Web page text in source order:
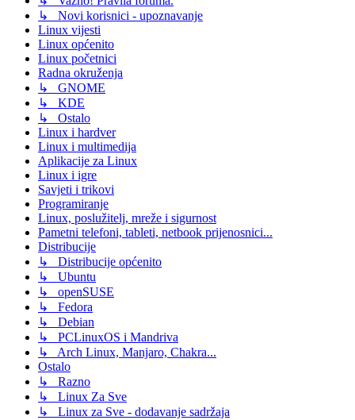
↳ Novi korisnici - upoznavanje
Linux vijesti
Linux općenito
Linux početnici
Radna okruženja
↳ GNOME
↳ KDE
↳ Ostalo
Linux i hardver
Linux i multimedija
Aplikacije za Linux
Linux i igre
Savjeti i trikovi
Programiranje
Linux, poslužitelj, mreže i sigurnost
Pametni telefoni, tableti, netbook prijenosnici...
Distribucije
↳ Distribucije općenito
↳ Ubuntu
↳ openSUSE
↳ Fedora
↳ Debian
↳ PCLinuxOS i Mandriva
↳ Arch Linux, Manjaro, Chakra...
Ostalo
↳ Razno
↳ Linux Za Sve
↳ Linux za Sve - dodavanje sadržaja